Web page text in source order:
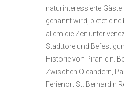
naturinteressierte
genannt wird, bietet
allem die Zeit unter
Stadttore und
Historie von Piran ein.
Zwischen Oleandern,
Ferienort St. Bernardin